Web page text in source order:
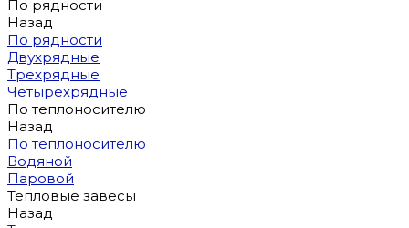
По рядности
Назад
По рядности
Двухрядные
Трехрядные
Четырехрядные
По теплоносителю
Назад
По теплоносителю
Водяной
Паровой
Тепловые завесы
Назад